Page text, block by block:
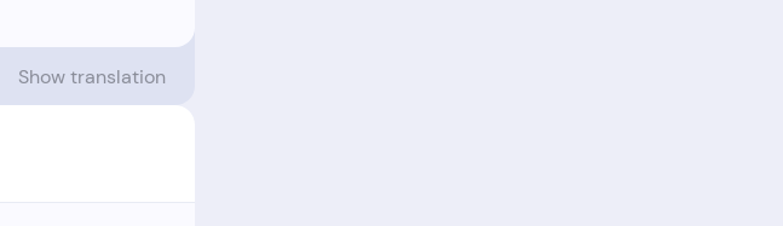
Show translation